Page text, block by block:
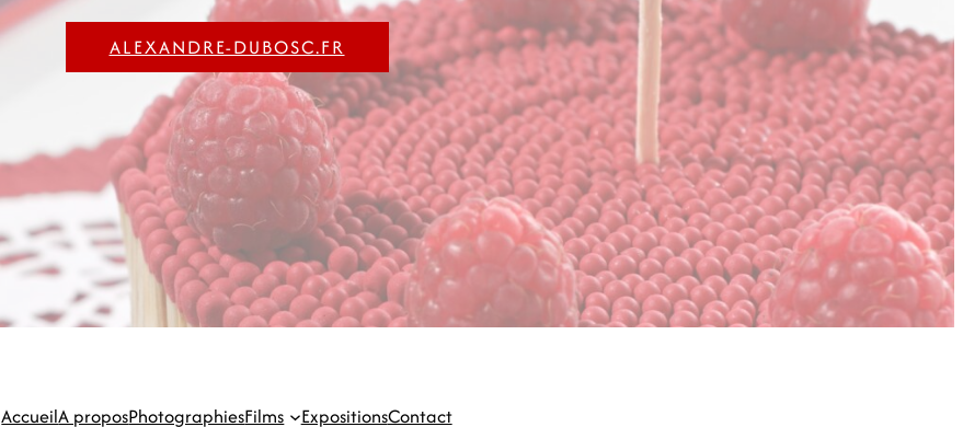
ALEXANDRE-DUBOSC.FR
AccueilA proposPhotographiesFilms ExpositionsContact